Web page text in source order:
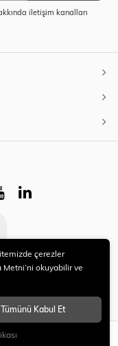
iletişim kanalları
saklıdır.
çerezler
Metni’ni okuyabilir ve
Tümünü Kabul Et